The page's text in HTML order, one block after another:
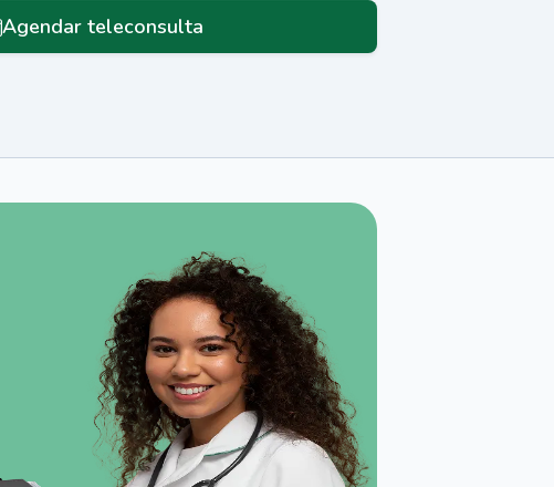
Agendar teleconsulta